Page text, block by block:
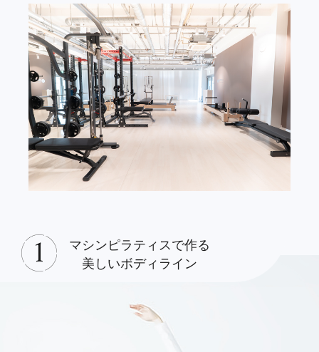
マシンピラティスで作る
美しいボディライン